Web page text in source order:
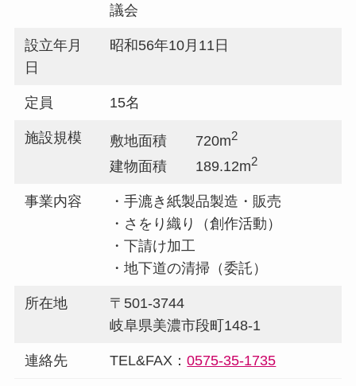
議会
設立年月
日
昭和56年10月11日
定員 15名
施設規模 敷地面積 720m2
建物面積 189.12m2
事業内容
・手漉き紙製品製造・販売
・さをり織り（創作活動）
・下請け加工
・地下道の清掃（委託）
所在地
〒501-3744
岐阜県美濃市段町148-1
連絡先 TEL&FAX：0575-35-1735